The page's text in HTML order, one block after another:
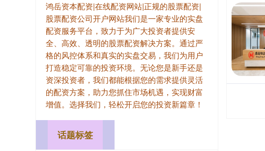
鸿岳资本配资|在线配资网站|正规的股票配资|
股票配资公司开户网站我们是一家专业的实盘
配资服务平台，致力于为广大投资者提供安
全、高效、透明的股票配资解决方案。通过严
格的风控体系和真实的实盘交易，我们为用户
打造稳定可靠的投资环境。无论您是新手还是
资深投资者，我们都能根据您的需求提供灵活
的配资方案，助力您抓住市场机遇，实现财富
增值。选择我们，轻松开启您的投资新篇章！
话题标签